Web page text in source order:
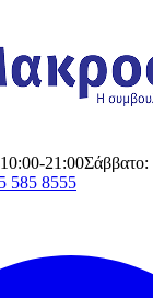
21:00
585 8555